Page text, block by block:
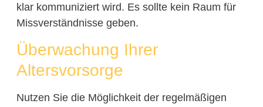
klar kommuniziert wird. Es sollte kein Raum für
Missverständnisse geben.
Überwachung Ihrer
Altersvorsorge
Nutzen Sie die Möglichkeit der regelmäßigen